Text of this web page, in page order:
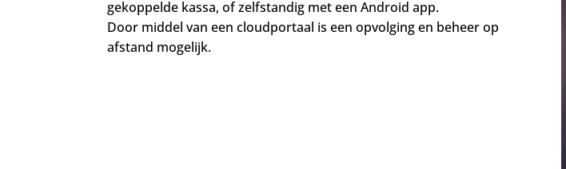
gekoppelde kassa, of zelfstandig met een Android app.
Door middel van een cloudportaal is een opvolging en beheer op
afstand mogelijk.